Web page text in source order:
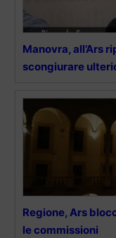
Manovra, all’Ars
scongiurare
Regione, Ars
le commissioni